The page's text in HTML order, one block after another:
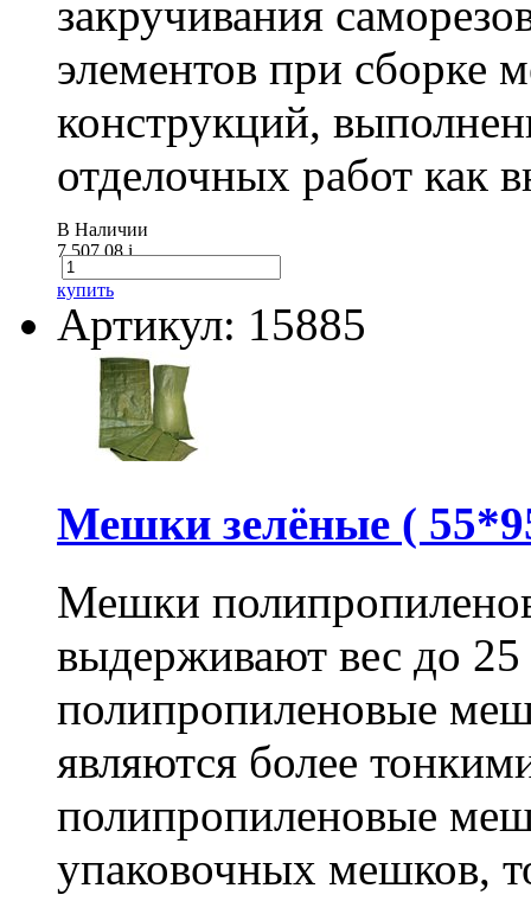
закручивания
элементов при сборке
конструкций,
отделочных работ как
В Наличии
7 507.08i
купить
Артикул: 15885
Мешки зелёные (
Мешки
выдерживают вес до
полипропиленовые
являются более
полипропиленовые
упаковочных мешков,